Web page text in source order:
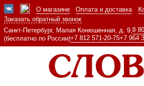
О магазине Оплата и доставка
Заказать обратный звонок
Санкт-Петербург, Малая Конюшенная, д. 9, 8
(бесплатно по России)+7 812 571-20-75+7 964